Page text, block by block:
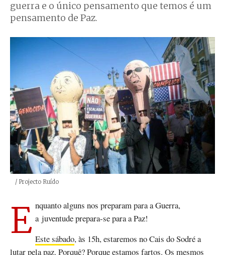
guerra e o único pensamento que temos é um
pensamento de Paz.
Créditos
/ Projecto Ruído
Enquanto alguns nos preparam para a Guerra, a juventude prepara-se para a Paz!
Este sábado, às 15h, estaremos no Cais do Sodré a
lutar pela paz. Porquê? Porque estamos fartos. Os mesmos